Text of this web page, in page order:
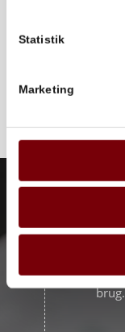
Statistik
Marketing
Vi
DS
brug.